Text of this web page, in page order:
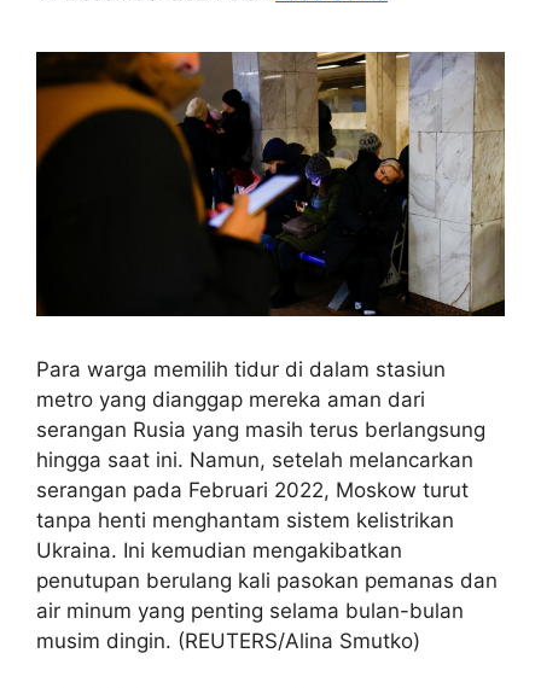
Para warga memilih tidur di dalam stasiun
metro yang dianggap mereka aman dari
serangan Rusia yang masih terus berlangsung
hingga saat ini. Namun, setelah melancarkan
serangan pada Februari 2022, Moskow turut
tanpa henti menghantam sistem kelistrikan
Ukraina. Ini kemudian mengakibatkan
penutupan berulang kali pasokan pemanas dan
air minum yang penting selama bulan-bulan
musim dingin. (REUTERS/Alina Smutko)